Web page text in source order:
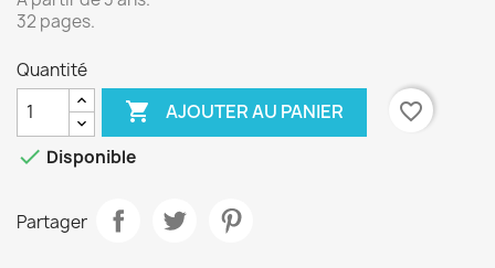
32 pages.
Quantité
 AJOUTER AU PANIER
favorite_border
 Disponible
Partager